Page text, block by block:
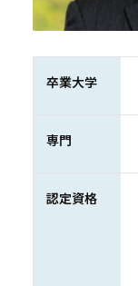
卒業大学
専門
認定資格